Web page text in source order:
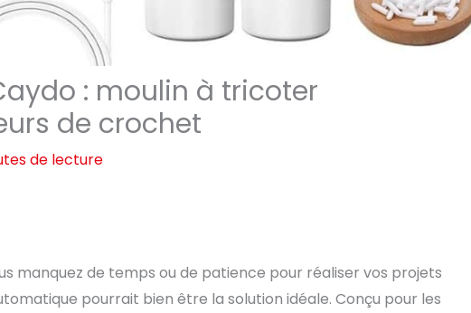
: moulin à tricoter
de crochet
de lecture
manquez de temps ou de patience pour réaliser vos projets
pourrait bien être la solution idéale. Conçu pour les